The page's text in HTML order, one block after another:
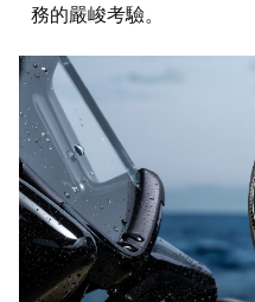
務的嚴峻考驗。